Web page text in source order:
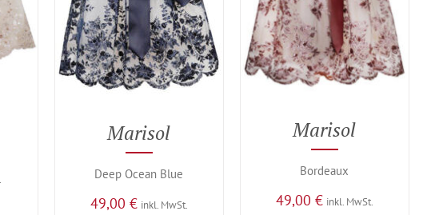
Marisol
Deep Ocean Blue
49,00 € inkl. MwSt.
Marisol
Bordeaux
49,00 € inkl. MwSt.